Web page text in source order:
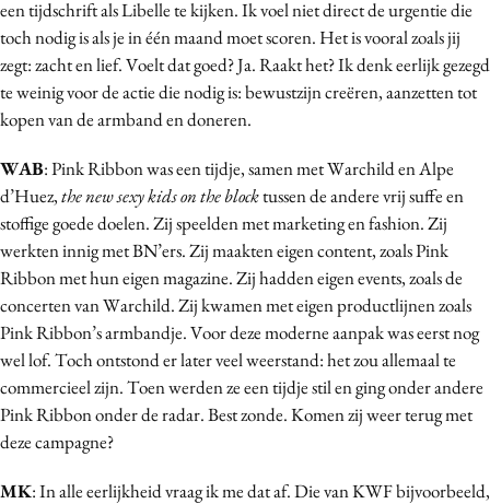
een tijdschrift als Libelle te kijken. Ik voel niet direct de urgentie die
toch nodig is als je in één maand moet scoren. Het is vooral zoals jij
zegt: zacht en lief. Voelt dat goed? Ja. Raakt het? Ik denk eerlijk gezegd
te weinig voor de actie die nodig is: bewustzijn creëren, aanzetten tot
kopen van de armband en doneren.
WAB: Pink Ribbon was een tijdje, samen met Warchild en Alpe
d’Huez,the new sexy kids on the blocktussen de andere vrij suffe en
stoffige goede doelen. Zij speelden met marketing en fashion. Zij
werkten innig met BN’ers. Zij maakten eigen content, zoals Pink
Ribbon met hun eigen magazine. Zij hadden eigen events, zoals de
concerten van Warchild. Zij kwamen met eigen productlijnen zoals
Pink Ribbon’s armbandje. Voor deze moderne aanpak was eerst nog
wel lof. Toch ontstond er later veel weerstand: het zou allemaal te
commercieel zijn. Toen werden ze een tijdje stil en ging onder andere
Pink Ribbon onder de radar. Best zonde. Komen zij weer terug met
deze campagne?
MK: In alle eerlijkheid vraag ik me dat af. Die van KWF bijvoorbeeld,